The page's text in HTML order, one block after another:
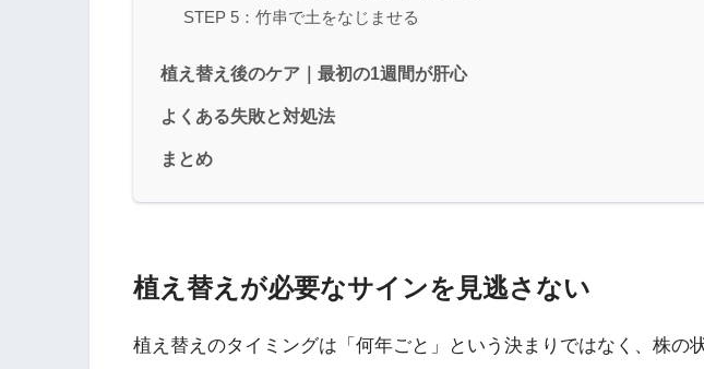
STEP 5：竹串で土をなじませる
植え替え後のケア｜最初の1週間が肝心
よくある失敗と対処法
まとめ
植え替えが必要なサインを見逃さない
植え替えのタイミングは「何年ごと」という決まりではなく、株の